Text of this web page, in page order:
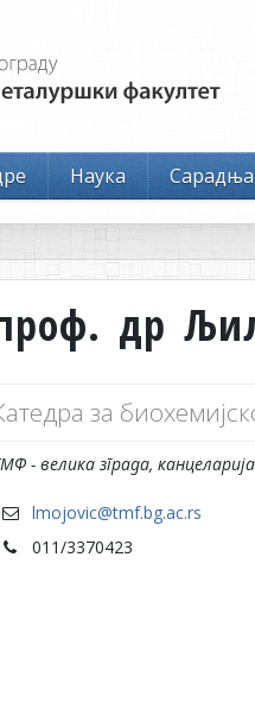
Наука Сарадња
др
за
- велика зграда,
lmojovic@tmf.bg.ac.rs
011/3370423